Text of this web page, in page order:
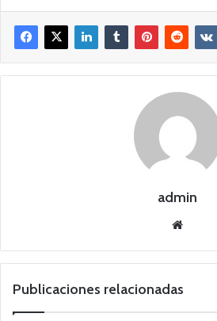
admin
we
Publicaciones relacionadas